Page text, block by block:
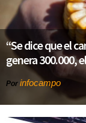
“Se dice que el
genera 300.000,
Por infocampo